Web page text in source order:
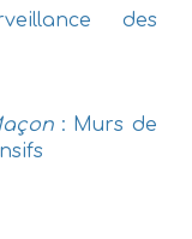
des
: Murs de